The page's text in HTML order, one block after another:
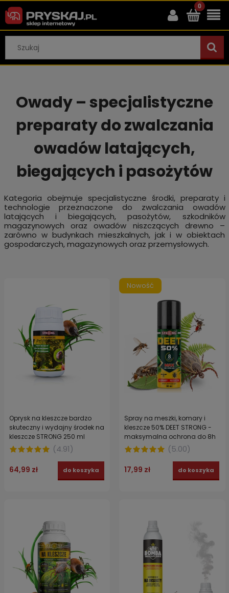
Owady – specjalistyczne
preparaty do zwalczania
owadów latających,
biegających i pasożytów
Kategoria obejmuje specjalistyczne środki, preparaty i
technologie przeznaczone do zwalczania owadów
latających i biegających, pasożytów, szkodników
magazynowych oraz owadów niszczących drewno –
zarówno w budynkach mieszkalnych, jak i w obiektach
gospodarczych, magazynowych oraz przemysłowych.
Oprysk na kleszcze bardzo
skuteczny i wydajny środek na
kleszcze STRONG 250 ml
(4.91)
64,99 zł do koszyka
Spray na meszki, komary i
kleszcze 50% DEET STRONG -
maksymalna ochrona do 8h
bez ukąszeń
(5.00)
17,99 zł do koszyka
Nowość